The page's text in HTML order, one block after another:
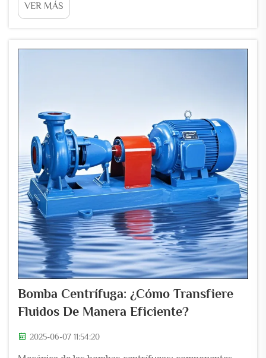
tiempo de las bombas de pozo. En el ámbito de la
extracción y suministro de agua, las bombas de pozo
fundamental e irreemplazable...
VER MÁS
Bomba Centrífuga: ¿Cómo Transfiere
Fluidos De Manera Eficiente?
2025-06-07 11:54:20